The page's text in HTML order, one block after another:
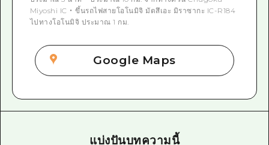
Miyoshi IC ・ ขึ้นรถไฟสายโอโนมิจิ มัตสึเอะ มิราซากะ IC-R184
ไปทางโอโนมิจิ ประมาณ 1 กม.
Google Maps
แบ่งปันบทความนี้